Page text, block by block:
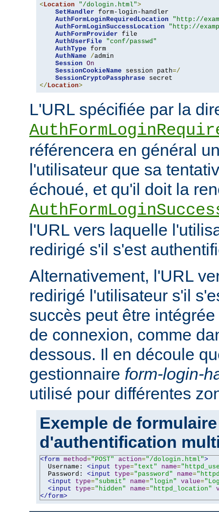
< Location "/dologin.html">
SetHandler form-login-handler
AuthFormLoginRequiredLocation
"http://
AuthFormLoginSuccessLocation
"http://
AuthFormProvider file
AuthUserFile
"conf/passwd"
AuthType form
AuthName
/admin
Session On
SessionCookieName session path=/
SessionCryptoPassphrase
</ Location>
L'URL spécifiée par la
référencera en général
l'utilisateur que sa
échoué, et qu'il doit la
l'URL vers laquelle
redirigé s'il s'est
Alternativement, l'URL
redirigé l'utilisateur s'il
succès peut être
de connexion, comme
dessous. Il en découle
gestionnaire form-login-
utilisé pour différentes
Exemple de formulaire
d'authentification
<form method="POST" action="/dologin.html">
  Username:
<input type="text" name=
  Password:
<input type="password" name=
<input
type="submit" name="login" value=
<input
type="hidden" name="httpd_location"
</form>